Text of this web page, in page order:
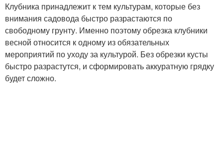
Клубника принадлежит к тем культурам, которые без
внимания садовода быстро разрастаются по
свободному грунту. Именно поэтому обрезка клубники
весной относится к одному из обязательных
мероприятий по уходу за культурой. Без обрезки кусты
быстро разрастутся, и сформировать аккуратную грядку
будет сложно.